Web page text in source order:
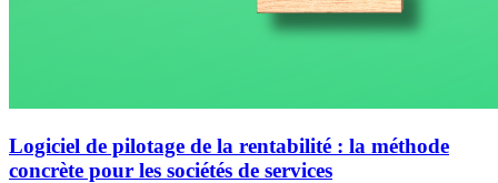
Logiciel de pilotage de la rentabilité : la méthode
concrète pour les sociétés de services